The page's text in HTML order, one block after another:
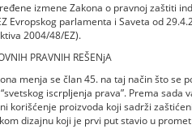
izmene Zakona o pravnoj zaštiti
Evropskog parlamenta i Saveta od
2004/48/EZ).
PRAVNIH REŠENjA
menja se član 45. na taj način što se
iscrpljenja prava”. Prema
korišćenje proizvoda koji sadrži
dizajnu koji je prvi put stavio u